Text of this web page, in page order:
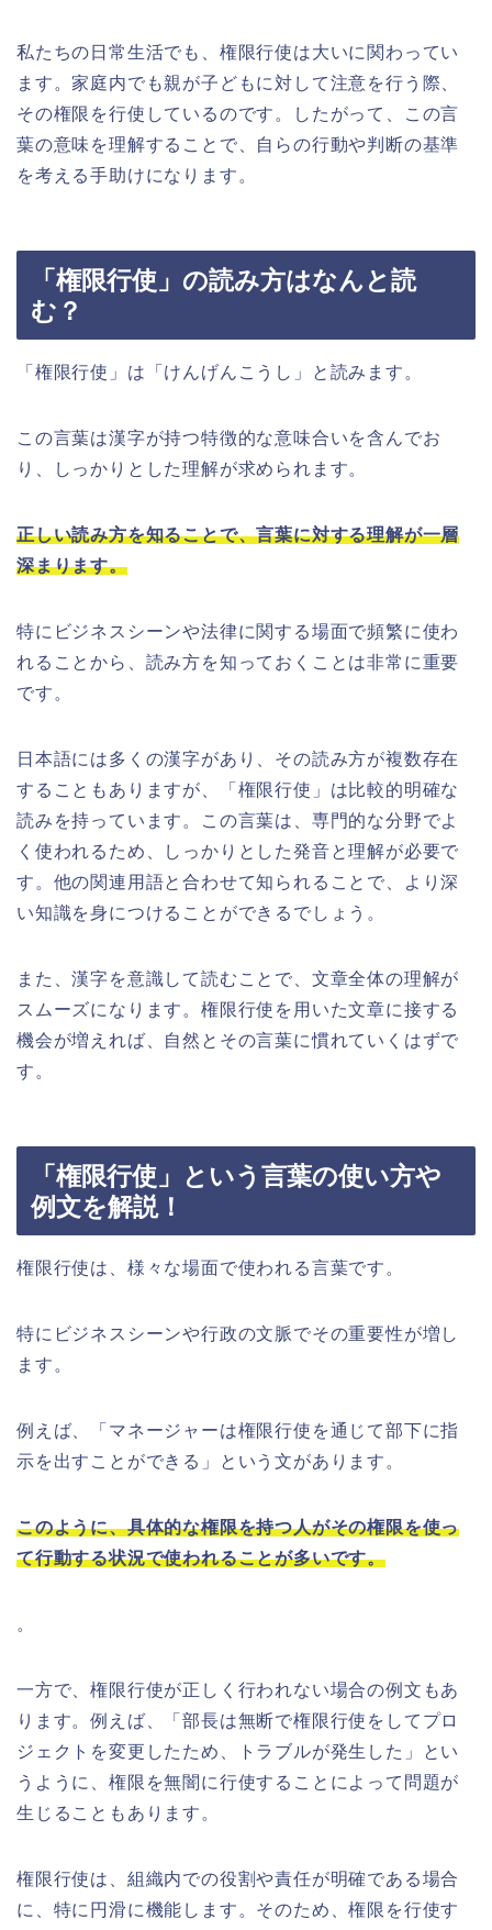
私たちの日常生活でも、権限行使は大いに関わってい
ます。家庭内でも親が子どもに対して注意を行う際、
その権限を行使しているのです。したがって、この言
葉の意味を理解することで、自らの行動や判断の基準
を考える手助けになります。
「権限行使」の読み方はなんと読
む？
「権限行使」は「けんげんこうし」と読みます。
この言葉は漢字が持つ特徴的な意味合いを含んでお
り、しっかりとした理解が求められます。
正しい読み方を知ることで、言葉に対する理解が一層
深まります。
特にビジネスシーンや法律に関する場面で頻繁に使わ
れることから、読み方を知っておくことは非常に重要
です。
日本語には多くの漢字があり、その読み方が複数存在
することもありますが、「権限行使」は比較的明確な
読みを持っています。この言葉は、専門的な分野でよ
く使われるため、しっかりとした発音と理解が必要で
す。他の関連用語と合わせて知られることで、より深
い知識を身につけることができるでしょう。
また、漢字を意識して読むことで、文章全体の理解が
スムーズになります。権限行使を用いた文章に接する
機会が増えれば、自然とその言葉に慣れていくはずで
す。
「権限行使」という言葉の使い方や
例文を解説！
権限行使は、様々な場面で使われる言葉です。
特にビジネスシーンや行政の文脈でその重要性が増し
ます。
例えば、「マネージャーは権限行使を通じて部下に指
示を出すことができる」という文があります。
このように、具体的な権限を持つ人がその権限を使っ
て行動する状況で使われることが多いです。
。
一方で、権限行使が正しく行われない場合の例文もあ
ります。例えば、「部長は無断で権限行使をしてプロ
ジェクトを変更したため、トラブルが発生した」とい
うように、権限を無闇に行使することによって問題が
生じることもあります。
権限行使は、組織内での役割や責任が明確である場合
に、特に円滑に機能します。そのため、権限を行使す